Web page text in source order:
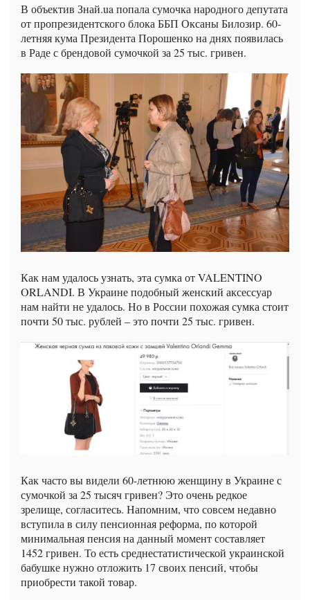
В объектив Знай.ua попала сумочка народного депутата
от пропрезидентского блока ББП Оксаны Билозир. 60-
летняя кума Президента Порошенко на днях появилась
в Раде с брендовой сумочкой за 25 тыс. гривен.
Как нам удалось узнать, эта сумка от VALENTINO
ORLANDI. В Украине подобный женский аксессуар
нам найти не удалось. Но в России похожая сумка стоит
почти 50 тыс. рублей – это почти 25 тыс. гривен.
Как часто вы видели 60-летнюю женщину в Украине с
сумочкой за 25 тысяч гривен? Это очень редкое
зрелище, согласитесь. Напомним, что совсем недавно
вступила в силу пенсионная реформа, по которой
минимальная пенсия на данный момент составляет
1452 гривен. То есть среднестатистической украинской
бабушке нужно отложить 17 своих пенсий, чтобы
приобрести такой товар.